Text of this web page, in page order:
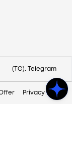
(TG). Telegram
Privacy Policy